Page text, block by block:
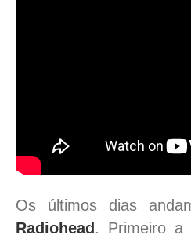
Os últimos dias
Radiohead. Primeiro a